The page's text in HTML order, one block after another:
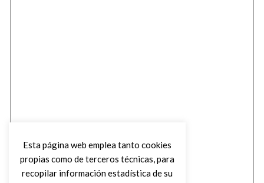
Esta página web emplea tanto cookies
propias como de terceros técnicas, para
recopilar información estadística de su